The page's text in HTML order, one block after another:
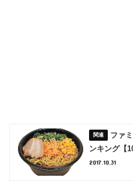
ファ
ンキング【
2017.10.31